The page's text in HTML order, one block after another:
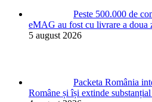
Peste 500.000 de
eMAG au fost cu livrare a doua
5 august 2026
Packeta România
Române și își extinde